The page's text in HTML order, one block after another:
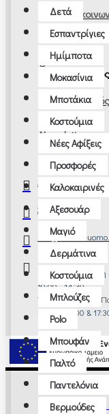
Δετά
Εσπαντρίγιες
Ημίμποτα
Μοκασίνια
Μποτάκια
Κοστούμια
Νέες Αφίξεις
Προσφορές
Καλοκαιρινές
Αξεσουάρ
Μαγιό
Δερμάτινα
Κοστούμια
Μπλούζες
Polo
Μπουφάν
Παλτό
Παντελόνια
Βερμούδες
Ο
Ο
Παραγγελίες
Newsletter
Αγίου Μηνά 17,
2810 285314
info@manios-
Δευτέρα -
10:00 - 14:30
Τρίτη - Πέμπτη -
10:00 - 14:00 &
© 2022